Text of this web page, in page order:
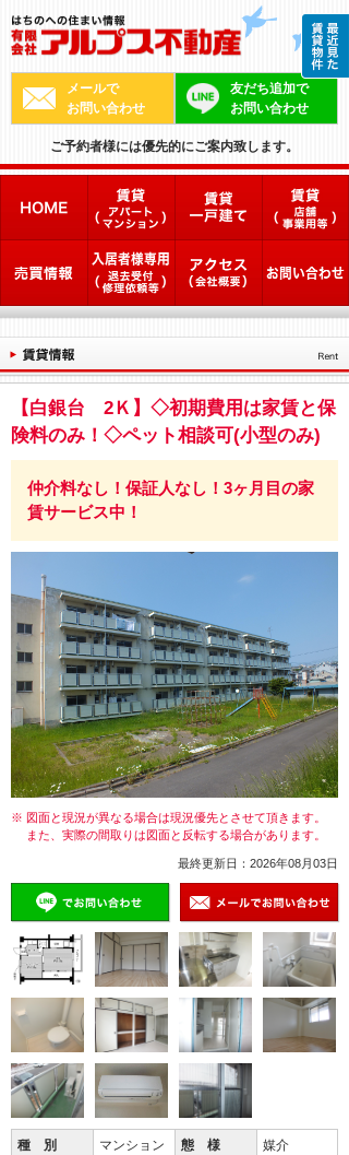
メールで
お問い合わせ
友だち追加で
お問い合わせ
ご予約者様には優先的にご案内致します。
【白銀台 2Ｋ】◇初期費用は家賃と保
険料のみ！◇ペット相談可(小型のみ)
仲介料なし！保証人なし！3ヶ月目の家
賃サービス中！
※ 図面と現況が異なる場合は現況優先とさせて頂きます。
また、実際の間取りは図面と反転する場合があります。
最終更新日：2026年08月03日
種 別 マンション 態 様 媒介